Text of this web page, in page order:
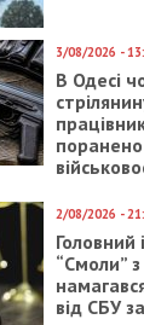
3/08/2026 -
В Одесі
2/08/2026 -
“Смоли”
від СБУ